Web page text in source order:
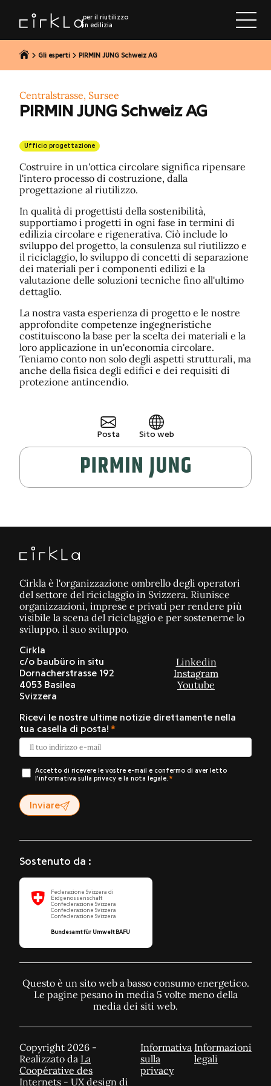
contenuto
per il riutilizzo
in edilizia
Gli esperti PIRMIN JUNG Schweiz AG
Centralstrasse, Sursee
PIRMIN JUNG Schweiz AG
Ufficio progettazione
Costruire in un'ottica circolare significa ripensare
l'intero processo di costruzione, dalla
progettazione al riutilizzo.
In qualità di progettisti della sostenibilità,
supportiamo i progetti in ogni fase in termini di
edilizia circolare e rigenerativa. Ciò include lo
sviluppo del progetto, la consulenza sul riutilizzo e
il riciclaggio, lo sviluppo di concetti di separazione
dei materiali per i componenti edilizi e la
valutazione delle soluzioni tecniche fino all'ultimo
dettaglio.
La nostra vasta esperienza di progetto e le nostre
approfondite competenze ingegneristiche
costituiscono la base per la scelta dei materiali e la
loro applicazione in un'economia circolare.
Teniamo conto non solo degli aspetti strutturali, ma
anche della fisica degli edifici e dei requisiti di
protezione antincendio.
Posta Sito web
Cirkla è l'organizzazione ombrello degli operatori
del settore del riciclaggio in Svizzera. Riunisce
organizzazioni, imprese e privati per rendere più
visibile la scena del riciclaggio e per sostenerne lo
sviluppo. il suo sviluppo.
Cirkla
c/o baubüro in situ
Dornacherstrasse 192
4053 Basilea
Svizzera
Linkedin
Instagram
Youtube
Ricevi le nostre ultime notizie direttamente nella
tua casella di posta!
Accetto di ricevere le vostre e-mail e confermo di aver letto
l'informativa sulla privacy e la nota legale.
Inviare
Sostenuto da :
Federazione Svizzera di
Eidgenossenschaft
Confederazione Svizzera
Confederazione Svizzera
Confederazione Svizzera
Bundesamt für Umwelt BAFU
Questo è un sito web a basso consumo energetico.
Le pagine pesano in media 5 volte meno della
media dei siti web.
Copyright 2026 -
Realizzato da La
Coopérative des
Internets - UX design di
Informativa
sulla
privacy
Informazioni
legali